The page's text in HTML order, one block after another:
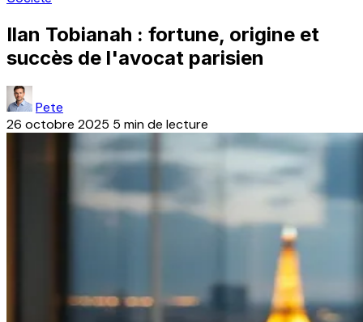
Ilan Tobianah : fortune, origine et
succès de l'avocat parisien
Pete
26 octobre 2025 5 min de lecture